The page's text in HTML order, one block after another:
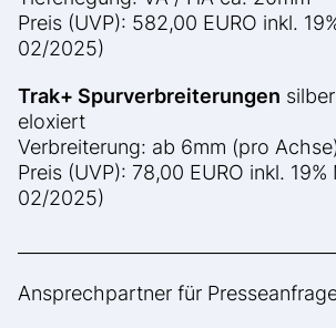
Preis (UVP): 582,00 EURO inkl.
02/2025)
Trak+ Spurverbreiterungen
eloxiert
Verbreiterung: ab 6mm (pro
Preis (UVP): 78,00 EURO inkl.
02/2025)
Ansprechpartner für